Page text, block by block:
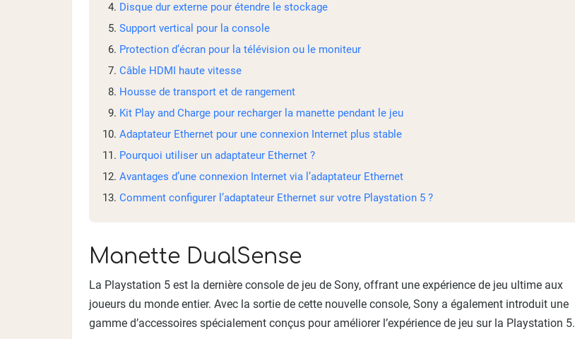
Disque dur externe pour étendre le stockage
Support vertical pour la console
Protection d’écran pour la télévision ou le moniteur
Câble HDMI haute vitesse
Housse de transport et de rangement
Kit Play and Charge pour recharger la manette pendant le jeu
Adaptateur Ethernet pour une connexion Internet plus stable
Pourquoi utiliser un adaptateur Ethernet ?
Avantages d’une connexion Internet via l’adaptateur Ethernet
Comment configurer l’adaptateur Ethernet sur votre Playstation 5 ?
Manette DualSense
La Playstation 5 est la dernière console de jeu de Sony, offrant une expérience de jeu ultime aux
joueurs du monde entier. Avec la sortie de cette nouvelle console, Sony a également introduit une
gamme d’accessoires spécialement conçus pour améliorer l’expérience de jeu sur la Playstation 5.